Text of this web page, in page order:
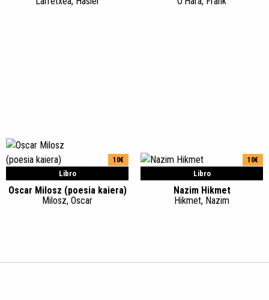
Libro
10€
Oscar Milosz (poesia kaiera)
Milosz, Oscar
Libro
10€
Nazim Hikmet
Hikmet, Nazim